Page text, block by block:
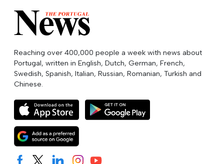
Reaching over 400,000 people a week with news about
Portugal, written in English, Dutch, German, French,
Swedish, Spanish, Italian, Russian, Romanian, Turkish and
Chinese.